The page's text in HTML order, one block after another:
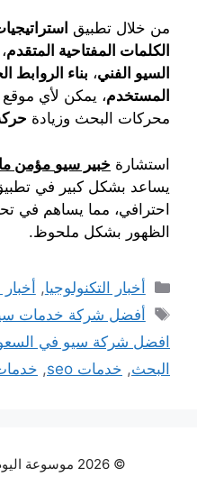
من خلال تطبيق
الكلمات المفتاحية المتقدم
السيو الفني، بناء الروابط
المستخدم، يمكن لأي موقع
محركات البحث وزيادة
استشارة خبير سيو مؤمن
يساعد بشكل كبير في
احترافي، مما يساهم في
الظهور بشكل ملحوظ.
التصنيفات
أخبار التكنولوجيا,
الوسوم
أفضل شركة خدمات
افضل شركة سيو في
البحث, خدمات seo ,
© 2026 موسوعة اليوم